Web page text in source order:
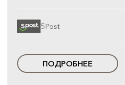
5Post
ПОДРОБНЕЕ